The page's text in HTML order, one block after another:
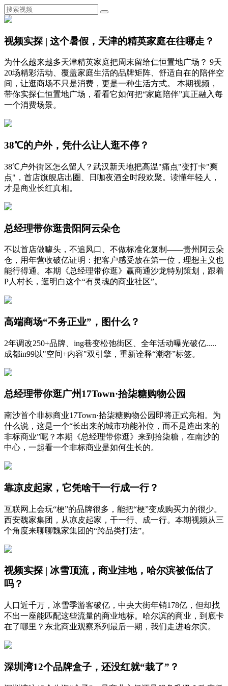
视频实探 | 这个暑假，天津的精英家庭在往哪走？
为什么越来越多天津精英家庭把周末留给仁恒置地广场？ 9天
20场精彩活动、覆盖家庭生活的品牌矩阵、舒适自在的陪伴空
间，让逛商场不只是消费，更是一种生活方式。 本期视频，
带你实探仁恒置地广场，看看它如何把“家庭陪伴”真正融入每
一个消费场景。
38℃的户外，凭什么让人逛不停？
38℃户外街区怎么留人？武汉新天地把高温"痛点"变打卡"爽
点"，首店旗舰店出圈、日咖夜酒全时段欢聚。读懂年轻人，
才是商业长红真相。
总经理带你逛贵阳阿云朵仓
不以首店做噱头，不追风口、不做标准化复制——贵州阿云朵
仓，用年营收破亿证明：把客户感受放在第一位，理想主义也
能行得通。本期《总经理带你逛》赢商通沙龙特别策划，跟着
P人村长，逛明白这个“有灵魂的商业社区”。
高端商场“不务正业”，图什么？
2年调改250+品牌、ing巷变松弛街区、全年活动曝光破亿.....
成都in99以"空间+内容"双引擎，重新诠释“潮奢”标签。
总经理带你逛广州17Town·拾柒糖购物公园
南沙首个非标商业17Town·拾柒糖购物公园即将正式亮相。为
什么说，这是一个“长出来的城市功能补位，而不是造出来的
非标商业”呢？本期《总经理带你逛》来到拾柒糖，在南沙的
中心，一起看一个非标商业是如何生长的。
靠凉皮起家，它凭啥干一行成一行？
互联网上会玩“梗”的品牌很多，能把“梗”变成购买力的很少。
西安魏家集团，从凉皮起家，干一行、成一行。本期视频从三
个角度来聊聊魏家集团的“跨品类打法”。
视频实探 | 冰雪顶流，商业洼地，哈尔滨被低估了
吗？
人口近千万，冰雪季游客破亿，中央大街年销178亿，但却找
不出一座能匹配这些流量的商业地标。哈尔滨的商业，到底卡
在了哪里？东北商业观察系列最后一期，我们走进哈尔滨。
深圳湾12个品牌盒子，还没红就“栽了”？